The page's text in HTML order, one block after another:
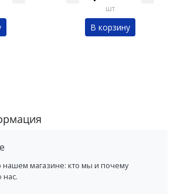
шт
В корзину
магазине: кто мы и почему